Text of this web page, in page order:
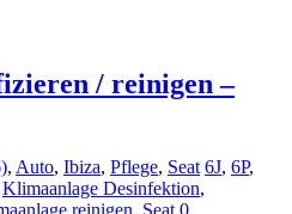
/ reinigen –
, Auto, Ibiza, Pflege, Seat 6J, 6P,
Klimaanlage Desinfektion,
reinigen, Seat 0